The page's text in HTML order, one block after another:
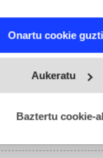
in thedetails
ditu. Zure
diguzu.Gehiago
Onartu cookie
Aukeratu
Baztertu cookie-
gogoko iturri